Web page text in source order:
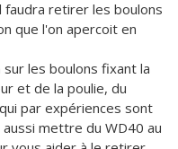
retirer les boulons
que l'on apercoit en
les boulons fixant la
et de la poulie, du
par expériences sont
mettre du WD40 au